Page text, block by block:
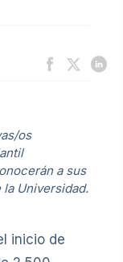
os
a sus
Universidad.
inicio de